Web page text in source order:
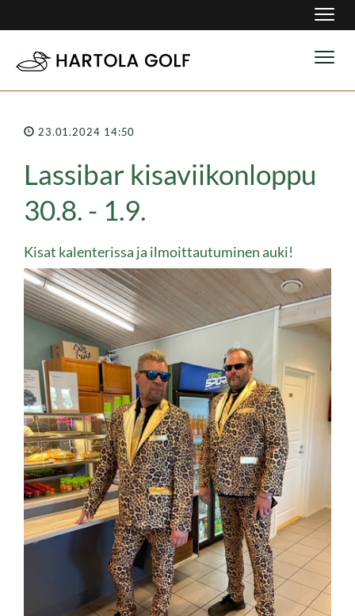
23.01.2024 14:50
Lassibar kisaviikonloppu
30.8. - 1.9.
Kisat kalenterissa ja ilmoittautuminen auki!